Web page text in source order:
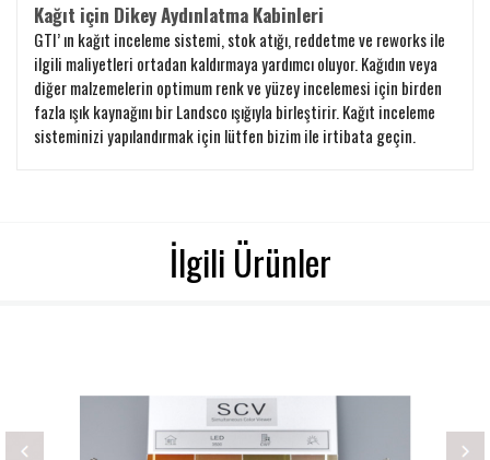
Kağıt için Dikey Aydınlatma Kabinleri
GTI’ ın kağıt inceleme sistemi, stok atığı, reddetme ve reworks ile
ilgili maliyetleri ortadan kaldırmaya yardımcı oluyor. Kağıdın veya
diğer malzemelerin optimum renk ve yüzey incelemesi için birden
fazla ışık kaynağını bir Landsco ışığıyla birleştirir. Kağıt inceleme
sisteminizi yapılandırmak için lütfen bizim ile irtibata geçin.
İlgili Ürünler